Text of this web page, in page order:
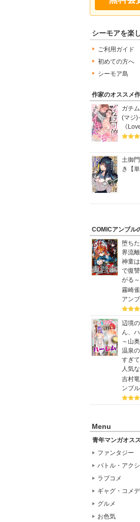
シーモアを楽
ご利用ガイド
初めての方へ
シーモア島
作家のオススメ
ガチ
(マジ)
《
土御
き【
COMICアンブル
堕ち
界流
神童
で復
がる～
霧崎
アン
辺境
ん、
～山
温泉
すぎ
人気
吉村
ンブ
Menu
青年マンガオス
ファンタジー
バトル・アク
ラブコメ
ギャグ・コメ
グルメ
お色気